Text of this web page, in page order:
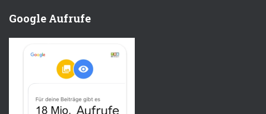
Google Aufrufe